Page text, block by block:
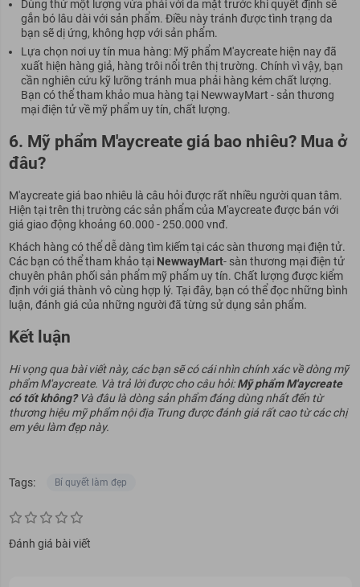
Dùng thử một lượng vừa phải với da mặt trước khi quyết định sẽ
gắn bó lâu dài với sản phẩm. Điều này tránh được tình trạng da
bạn sẽ dị ứng, không hợp với sản phẩm.
Lựa chọn nơi uy tín mua hàng: Mỹ phẩm M'aycreate hiện nay đã
xuất hiện hàng giả, hàng trôi nổi trên thị trường. Chính vì vậy, bạn
cần nghiên cứu kỹ lưỡng tránh mua phải hàng kém chất lượng.
Bạn có thể tham khảo mua hàng tại NewwayMart - sản thương
mại điện tử về mỹ phẩm uy tín, chất lượng.
6. Mỹ phẩm M'aycreate giá bao nhiêu? Mua ở
đâu?
M'aycreate giá bao nhiêu là câu hỏi được rất nhiều người quan tâm.
Hiện tại trên thị trường các sản phẩm của M'aycreate được bán với
giá giao động khoảng 60.000 - 250.000 vnđ.
Khách hàng có thể dễ dàng tìm kiếm tại các sàn thương mại điện tử.
Các bạn có thể tham khảo tại NewwayMart- sàn thương mại điện tử
chuyên phân phối sản phẩm mỹ phẩm uy tín. Chất lượng được kiểm
định với giá thành vô cùng hợp lý. Tại đây, bạn có thể đọc những bình
luận, đánh giá của những người đã từng sử dụng sản phẩm.
Kết luận
Hi vọng qua bài viết này, các bạn sẽ có cái nhìn chính xác về dòng mỹ
phẩm M'aycreate. Và trả lời được cho câu hỏi:Mỹ phẩm M'aycreate
có tốt không?Và đâu là dòng sản phẩm đáng dùng nhất đến từ
thương hiệu mỹ phẩm nội địa Trung được đánh giá rất cao từ các chị
em yêu làm đẹp này.
Tags: Bí quyết làm đẹp
Đánh giá bài viết